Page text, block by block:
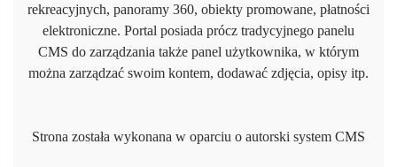
rekreacyjnych, panoramy 360, obiekty promowane, płatności
elektroniczne. Portal posiada prócz tradycyjnego panelu
CMS do zarządzania także panel użytkownika, w którym
można zarządzać swoim kontem, dodawać zdjęcia, opisy itp.
Strona została wykonana w oparciu o autorski system CMS